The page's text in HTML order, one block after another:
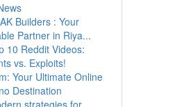
Builders : Your
Partner in Riya...
10 Reddit Videos:
vs. Exploits!
Your Ultimate Online
Destination
strategies for